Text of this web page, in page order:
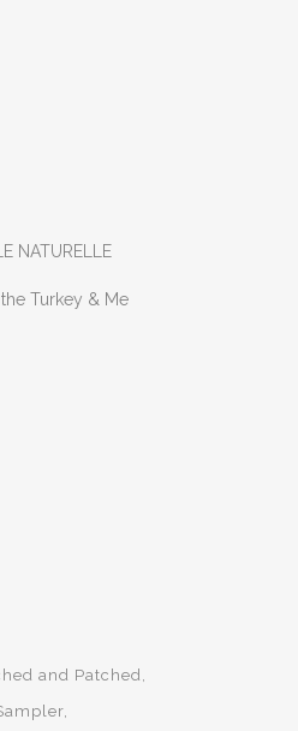
NATURELLE
Turkey & Me
and Patched